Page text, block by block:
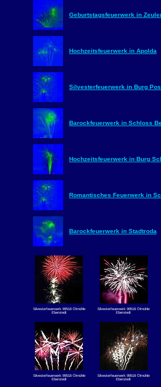
Geburtstagsfeuerwerk in
Hochzeitsfeuerwerk in Apolda
Silvesterfeuerwerk in Burg
Barockfeuerwerk in Schloss
Hochzeitsfeuerwerk in Burg
Romantisches Feuerwerk in
Barockfeuerwerk in Stadtroda
Silvesterfeuerwerk 99518 Ölmühle
Eberstedt
Silvesterfeuerwerk 99518 Ölmühle
Eberstedt
Silvesterfeuerwerk 99518 Ölmühle
Eberstedt
Silvesterfeuerwerk 99518 Ölmühle
Eberstedt